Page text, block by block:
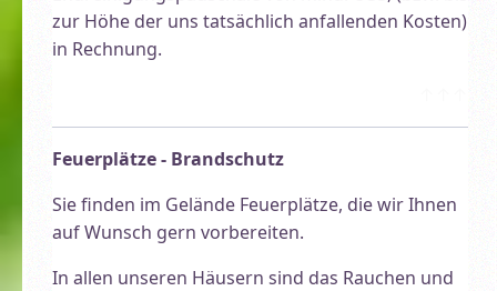
zur Höhe der uns tatsächlich anfallenden Kosten)
in Rechnung.
Feuerplätze - Brandschutz
Sie finden im Gelände Feuerplätze, die wir Ihnen
auf Wunsch gern vorbereiten.
In allen unseren Häusern sind das Rauchen und